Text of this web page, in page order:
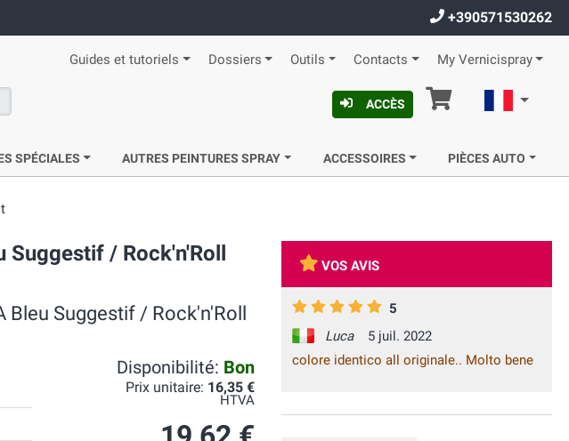
+390571530262
Guides et tutoriels Dossiers Outils Contacts My Vernicispray
ACCÈS Panier
SPÉCIALES AUTRES PEINTURES SPRAY ACCESSOIRES PIÈCES AUTO
/ Rock'n'Roll
Bleu Suggestif / Rock'n'Roll
Disponibilité: Bon
Prix unitaire: 16,35 €
HTVA
VOS AVIS
5
Luca
5 juil. 2022
colore identico all originale.. Molto bene